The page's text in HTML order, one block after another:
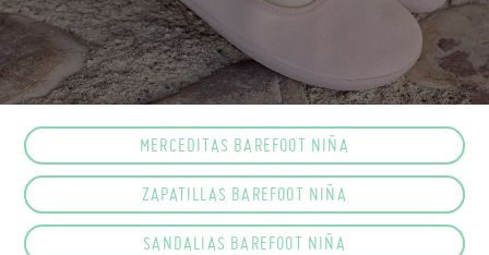
MERCEDITAS BAREFOOT NIÑA
ZAPATILLAS BAREFOOT NIÑA
SANDALIAS BAREFOOT NIÑA